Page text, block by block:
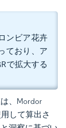
ンビア花卉
ており、ア
で拡大する
、Mordor
して算出さ